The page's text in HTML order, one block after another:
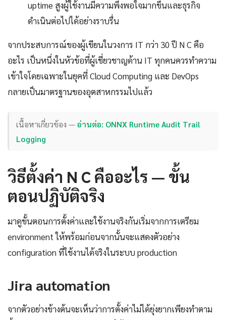
uptime สูงผู้ใช้งานมีความพึงพอใจมากขึ้นและธุรกิจ
ดำเนินต่อไปได้อย่างราบรื่น
จากประสบการณ์ของผู้เขียนในวงการ IT กว่า 30 ปี N C คือ
อะไร เป็นหนึ่งในหัวข้อที่ผู้เชี่ยวชาญด้าน IT ทุกคนควรทำความ
เข้าใจโดยเฉพาะในยุคที่ Cloud Computing และ DevOps
กลายเป็นมาตรฐานของอุตสาหกรรมไปแล้ว
เนื้อหาเกี่ยวข้อง —อ่านต่อ: ONNX Runtime Audit Trail
Logging
วิธีตั้งค่า N C คืออะไร — ขั้น
ตอนปฏิบัติจริง
มาดูขั้นตอนการตั้งค่าและใช้งานจริงกันเริ่มจากการเตรียม
environment ให้พร้อมก่อนจากนั้นจะแสดงตัวอย่าง
configuration ที่ใช้งานได้จริงในระบบ production
Jira automation
จากตัวอย่างข้างต้นจะเห็นว่าการตั้งค่าไม่ได้ยุ่งยากเพียงทำตาม